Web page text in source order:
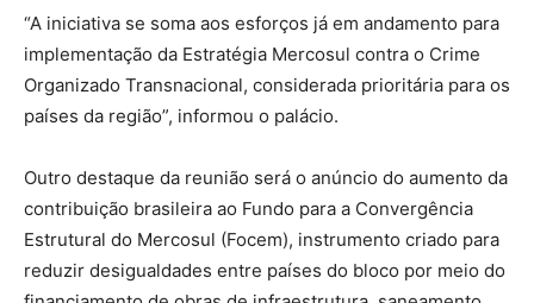
“A iniciativa se soma aos esforços já em andamento para
implementação da Estratégia Mercosul contra o Crime
Organizado Transnacional, considerada prioritária para os
países da região”, informou o palácio.
Outro destaque da reunião será o anúncio do aumento da
contribuição brasileira ao Fundo para a Convergência
Estrutural do Mercosul (Focem), instrumento criado para
reduzir desigualdades entre países do bloco por meio do